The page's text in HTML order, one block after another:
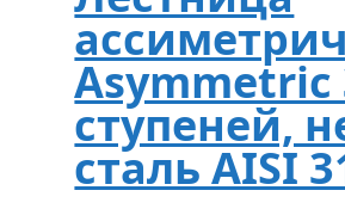
Asymmetric
ступеней,
сталь AISI